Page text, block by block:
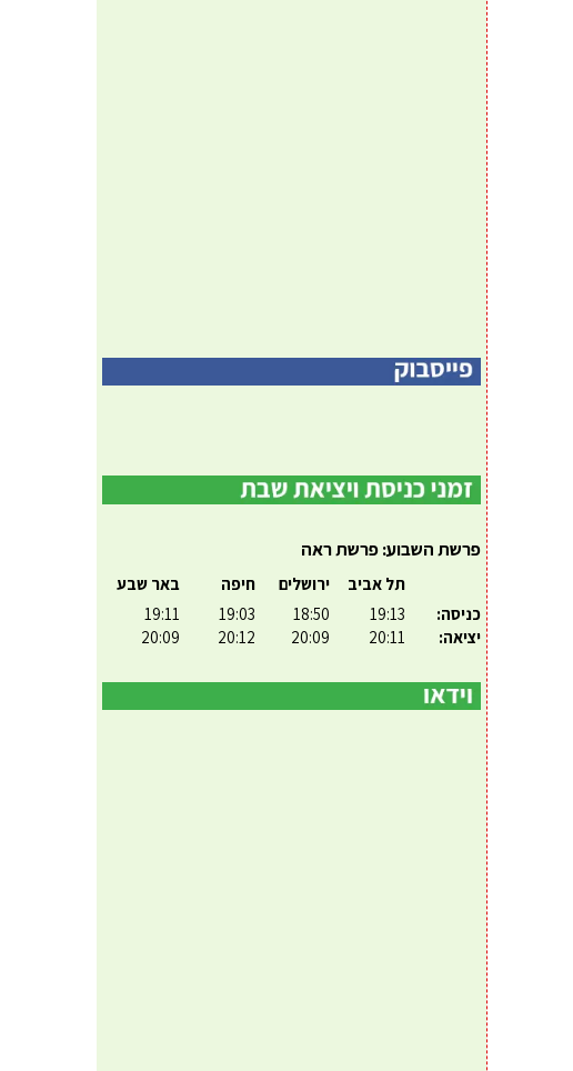
פרשת השבוע: פרשת ראה
כניסה:
יציאה:
תל אביב
19:13
20:11
ירושלים
18:50
20:09
חיפה
19:03
20:12
באר שבע
19:11
20:09